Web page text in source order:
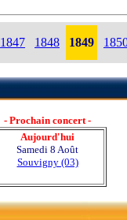
1847 1848 1849
- Prochain concert -
Aujourd'hui
Samedi 8 Août
Souvigny (03)